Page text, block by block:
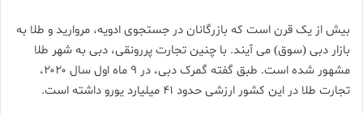
بیش از یک قرن است که بازرگانان در جستجوی ادویه، مروارید و طلا به
بازار دبی (سوق) می آیند. با چنین تجارت پررونقی، دبی به شهر طلا
مشهور شده است. طبق گفته گمرک دبی، در ۹ ماه اول سال ۲۰۲۰،
تجارت طلا در این کشور ارزشی حدود ۴۱ میلیارد یورو داشته است.